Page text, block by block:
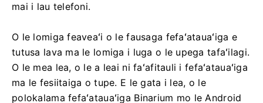
mai i lau telefoni.
O le lomiga feaveaʻi o le fausaga fefaʻatauaʻiga e
tutusa lava ma le lomiga i luga o le upega tafaʻilagi.
O le mea lea, o le a leai ni faʻafitauli i fefaʻatauaʻiga
ma le fesiitaiga o tupe. E le gata i lea, o le
polokalama fefaʻatauaʻiga Binarium mo le Android